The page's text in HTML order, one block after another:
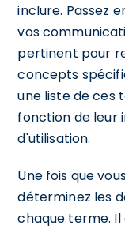
inclure. Passez
vos
pertinent pour
concepts
une liste de ces
fonction de leur
d'utilisation.
Une fois que
déterminez les
chaque terme.